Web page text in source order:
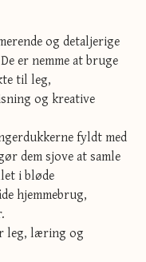
og detaljerige
er nemme at bruge
til leg,
og kreative
fyldt med
dem sjove at samle
i bløde
hjemmebrug,
leg, læring og